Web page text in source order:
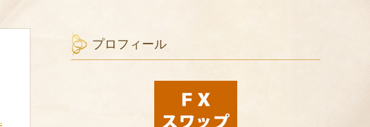
プロフィール